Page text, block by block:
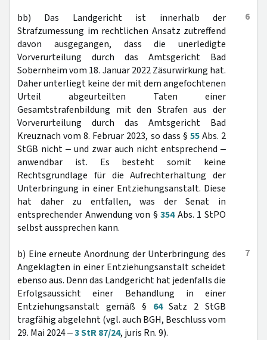
6
bb) Das Landgericht ist innerhalb der
Strafzumessung im rechtlichen Ansatz zutreffend
davon ausgegangen, dass die unerledigte
Vorverurteilung durch das Amtsgericht Bad
Sobernheim vom 18. Januar 2022 Zäsurwirkung hat.
Daher unterliegt keine der mit dem angefochtenen
Urteil abgeurteilten Taten einer
Gesamtstrafenbildung mit den Strafen aus der
Vorverurteilung durch das Amtsgericht Bad
Kreuznach vom 8. Februar 2023, so dass § 55Abs. 2
StGB nicht ‒ und zwar auch nicht entsprechend ‒
anwendbar ist. Es besteht somit keine
Rechtsgrundlage für die Aufrechterhaltung der
Unterbringung in einer Entziehungsanstalt. Diese
hat daher zu entfallen, was der Senat in
entsprechender Anwendung von §354Abs. 1 StPO
selbst aussprechen kann.
7
b) Eine erneute Anordnung der Unterbringung des
Angeklagten in einer Entziehungsanstalt scheidet
ebenso aus. Denn das Landgericht hat jedenfalls die
Erfolgsaussicht einer Behandlung in einer
Entziehungsanstalt gemäß § 64Satz 2 StGB
tragfähig abgelehnt (vgl. auch BGH, Beschluss vom
29. Mai 2024 ‒3 StR 87/24, juris Rn. 9).